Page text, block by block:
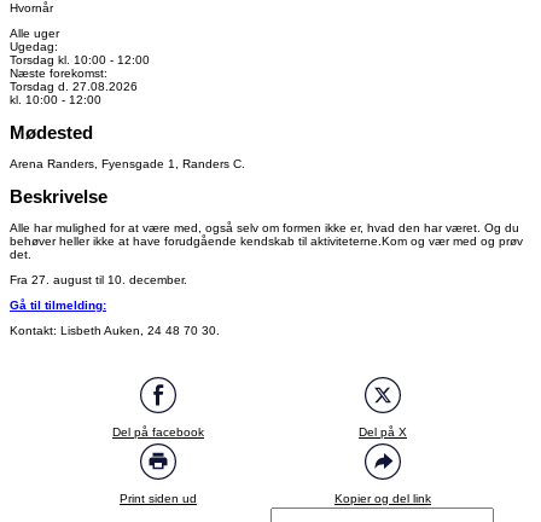
Hvornår
Alle uger
Ugedag:
Torsdag kl. 10:00 - 12:00
Næste forekomst:
Torsdag d. 27.08.2026
kl. 10:00 - 12:00
Mødested
Arena Randers, Fyensgade 1, Randers C.
Beskrivelse
Alle har mulighed for at være med, også selv om formen ikke er, hvad den har været. Og du
behøver heller ikke at have forudgående kendskab til aktiviteterne.Kom og vær med og prøv
det.
Fra 27. august til 10. december.
Gå til tilmelding:
Kontakt: Lisbeth Auken, 24 48 70 30.
Del på facebook Del på X
Print siden ud Kopier og del link